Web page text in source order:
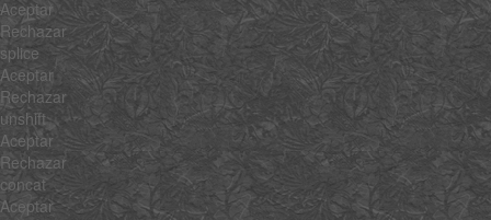
Aceptar
Rechazar
splice
Aceptar
Rechazar
unshift
Aceptar
Rechazar
concat
Aceptar